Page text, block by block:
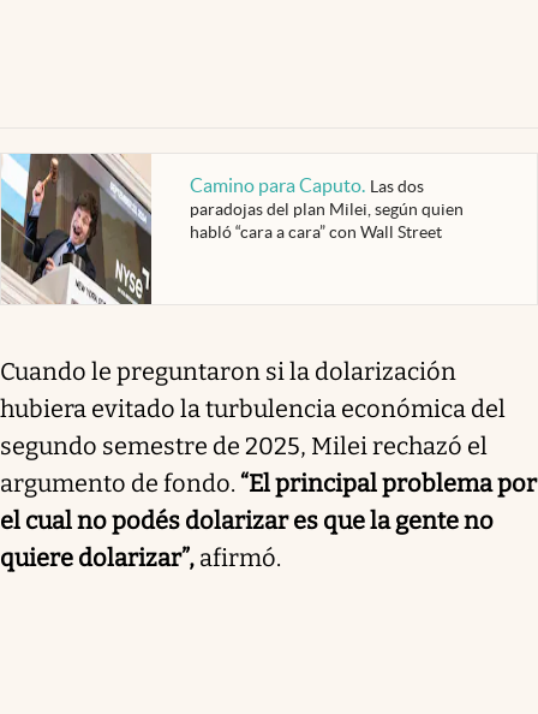
Camino para Caputo. Las dos
paradojas del plan Milei, según quien
habló “cara a cara” con Wall Street
Cuando le preguntaron si la dolarización
hubiera evitado la turbulencia económica del
segundo semestre de 2025, Milei rechazó el
argumento de fondo. “El principal problema por
el cual no podés dolarizar es que la gente no
quiere dolarizar”, afirmó.